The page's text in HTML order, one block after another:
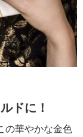
ドに！
の華やかな金色